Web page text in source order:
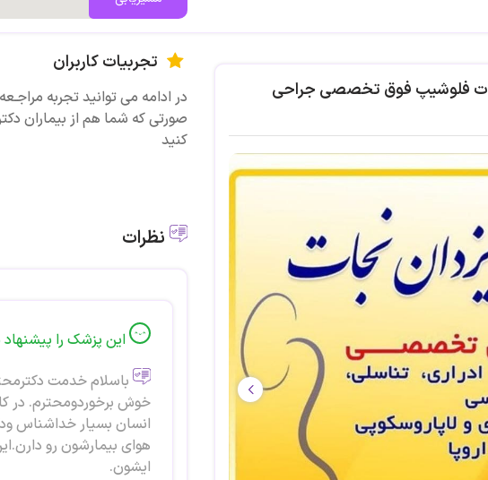
فلوشیپ فوق تخصصی جراحی
تجربیات کاربران
در ادامه می توانید تجربه
صورتی که شما هم از بیماران
کنید
نظرات
این پزشک را
باسلام خدمت
خوش برخوردومحترم. در
انسان بسیار خداشناس
هوای بیمارشون رو
ایشون.